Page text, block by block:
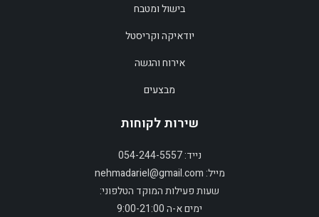
בישול ומטבח
יודאיקה וקריסטל
אירוח והגשה
מבצעים
שירות לקוחות
נייד: 054-244-5557
מייל: nehmadariel@gmail.com
שעות פעילות המוקד הטלפוני:
ימים א-ה 9:00-21:00